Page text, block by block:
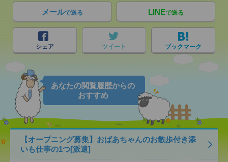
メールで送る LINEで送る
シェア ツイート ブックマーク
あなたの閲覧履歴からの
おすすめ
【オープニング募集】おばあちゃんのお散歩付き添
いも仕事の1つ[派遣]